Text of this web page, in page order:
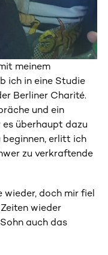
meinem
ich in eine Studie
Berliner Charité.
und ein
überhaupt dazu
beginnen, erlitt ich
zu verkraftende
wieder, doch mir fiel
wieder
auch das